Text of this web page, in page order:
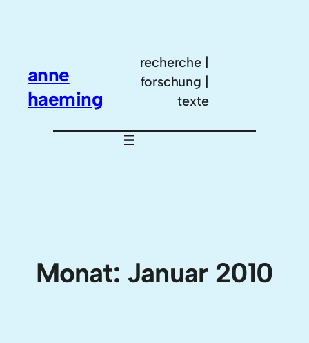
anne
haeming
recherche |
forschung |
texte
Monat: Januar 2010